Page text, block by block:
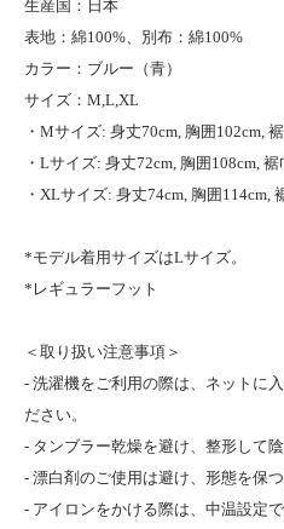
生産国：日本
表地：綿100%、別布：綿100%
カラー：ブルー（青）
サイズ：M,L,XL
・Mサイズ: 身丈70cm, 胸囲102cm,
・Lサイズ: 身丈72cm, 胸囲108cm,
・XLサイズ: 身丈74cm, 胸囲114cm,
*モデル着用サイズはLサイズ。
*レギュラーフット
＜取り扱い注意事項＞
- 洗濯機をご利用の際は、ネットに
ださい。
- タンブラー乾燥を避け、整形して
- 漂白剤のご使用は避け、形態を保
- アイロンをかける際は、中温設定